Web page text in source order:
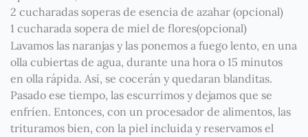
2 cucharadas soperas de esencia de azahar (opcional)
1 cucharada sopera de miel de flores(opcional)
Lavamos las naranjas y las ponemos a fuego lento, en una
olla cubiertas de agua, durante una hora o 15 minutos
en olla rápida. Así, se cocerán y quedaran blanditas.
Pasado ese tiempo, las escurrimos y dejamos que se
enfríen. Entonces, con un procesador de alimentos, las
trituramos bien, con la piel incluida y reservamos el